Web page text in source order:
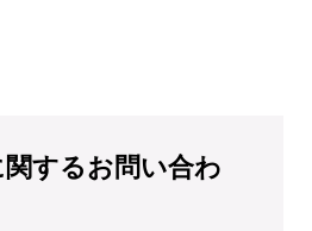
するお問い合わ